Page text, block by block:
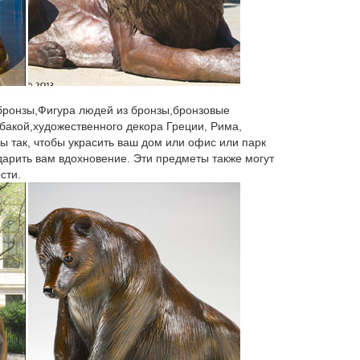
и ШАРЖИ Ложка для обуви.
из серебра Saturno – это результат
в художественном и ювелирном
Джон". E91620.
стекла ручной работы. На рынке с 2004 года,
сервиса, качественный товар…
большой каталог сувениров из
В наличии. Статуэтка собаки ОВЧАРКА AZY-
людей из бронзы,бронзовые
декора Греции, Рима,
так, чтобы украсить ваш дом или офис или парк
вам вдохновение. Эти предметы также могут